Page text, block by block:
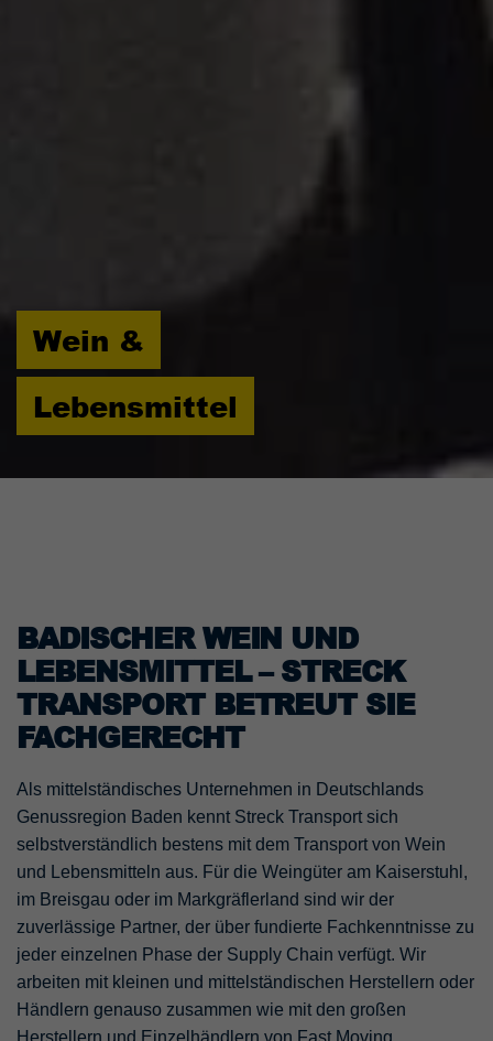
Wein &
Lebensmittel
BADISCHER WEIN UND
LEBENSMITTEL – STRECK
TRANSPORT BETREUT SIE
FACHGERECHT
Als mittelständisches Unternehmen in Deutschlands
Genussregion Baden kennt Streck Transport sich
selbstverständlich bestens mit dem Transport von Wein
und Lebensmitteln aus. Für die Weingüter am Kaiserstuhl,
im Breisgau oder im Markgräflerland sind wir der
zuverlässige Partner, der über fundierte Fachkenntnisse zu
jeder einzelnen Phase der Supply Chain verfügt. Wir
arbeiten mit kleinen und mittelständischen Herstellern oder
Händlern genauso zusammen wie mit den großen
Herstellern und Einzelhändlern von Fast Moving